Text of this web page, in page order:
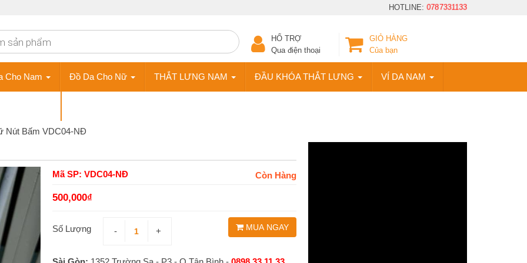
HOTLINE: 0787331133
HỔ TRỢ
Qua điện thoại
GIỎ HÀNG
Của bạn
Cho Nam Đồ Da Cho Nữ THẮT LƯNG NAM ĐẦU KHÓA THẮT LƯNG VÍ DA NAM
Nút Bấm VDC04-NĐ
Mã SP: VDC04-NĐ Còn Hàng
500,000₫
Số Lượng - + MUA NGAY